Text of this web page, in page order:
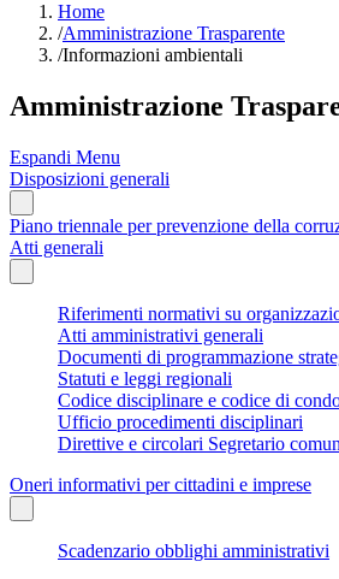
Home
/Amministrazione Trasparente
/Informazioni ambientali
Amministrazione
Espandi Menu
Disposizioni generali
Piano triennale per prevenzione della
Atti generali
Riferimenti normativi su
Atti amministrativi generali
Documenti di programmazione
Statuti e leggi regionali
Codice disciplinare e codice di
Ufficio procedimenti disciplinari
Direttive e circolari Segretario
Oneri informativi per cittadini e imprese
Scadenzario obblighi amministrativi